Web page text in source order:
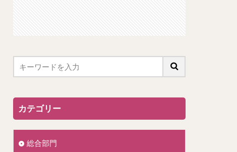
カテゴリー
総合部門